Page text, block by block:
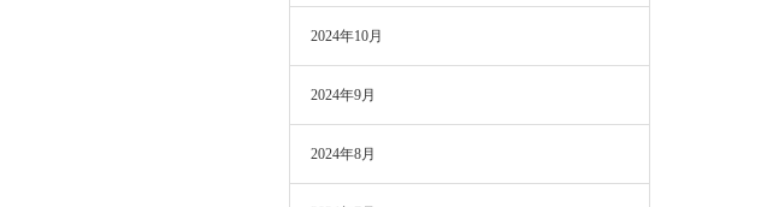
2024年10月
2024年9月
2024年8月